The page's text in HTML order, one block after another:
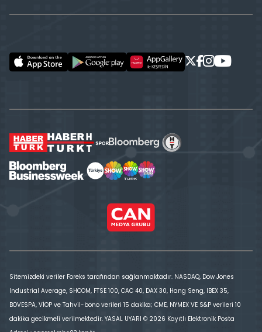
Sitemizdeki veriler Foreks tarafından sağlanmaktadır. NASDAQ, Dow Jones
Industrial Average, SHCOM, FTSE 100, CAC 40, DAX 30, Hang Seng, IBEX 35,
BOVESPA, VİOP ve Tahvil-bono verileri 15 dakika; CME, NYMEX VE S&P verileri 10
dakika gecikmeli verilmektedir. YASAL UYARI © 2026 Kayıtlı Elektronik Posta